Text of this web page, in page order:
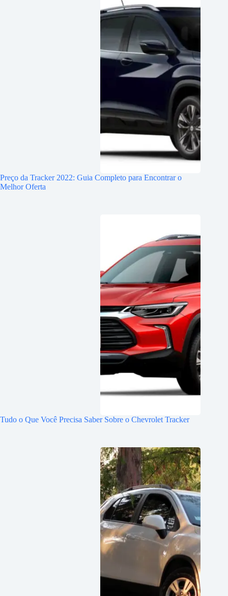
Preço da Tracker 2022: Guia Completo para Encontrar o
Melhor Oferta
Tudo o Que Você Precisa Saber Sobre o Chevrolet Tracker